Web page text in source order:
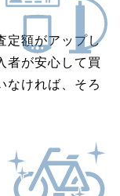
定額がアップし
者が安心して買
なければ、そろ